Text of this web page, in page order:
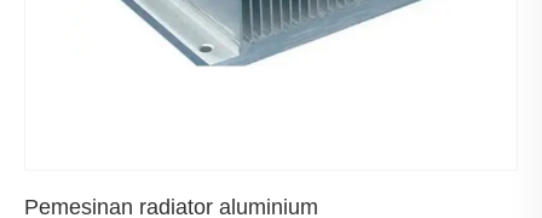
Pemesinan radiator aluminium